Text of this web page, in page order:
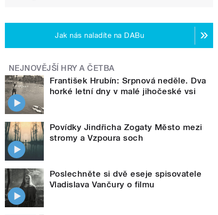
Jak nás naladíte na DABu
NEJNOVĚJŠÍ HRY A ČETBA
František Hrubín: Srpnová neděle. Dva
horké letní dny v malé jihočeské vsi
Povídky Jindřicha Zogaty Město mezi
stromy a Vzpoura soch
Poslechněte si dvě eseje spisovatele
Vladislava Vančury o filmu